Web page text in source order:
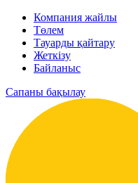
Компания жайлы
Төлем
Тауарды қайтару
Жеткізу
Байланыс
Сапаны бақылау